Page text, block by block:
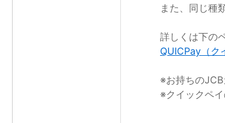
また、同じ種
詳しくは下の
QUICPay（ク
※お持ちの
※クイックペ